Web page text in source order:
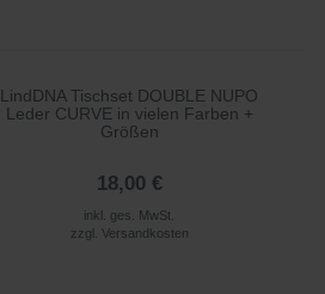
LindDNA Tischset DOUBLE NUPO
Leder CURVE in vielen Farben +
Größen
18,00 €
inkl. ges. MwSt.
zzgl. Versandkosten